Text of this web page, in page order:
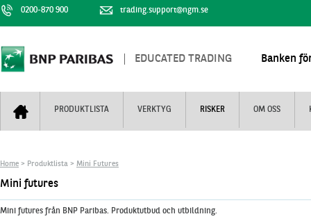
0200-870 900 trading.support@ngm.se
EDUCATED TRADING Banken
PRODUKTLISTA VERKTYG RISKER OM OSS
Mini Futures
Turbowarranter
Unlimited Turbos
Nyhestbrev+
Dagens urval
Realtidskurser
Finansiell information
Vi är tennis
Home > Produktlista > Mini Futures
Mini futures
Mini futures från BNP Paribas. Produktutbud och utbildning.